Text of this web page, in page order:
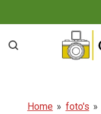
direct
naar
Home » foto's »